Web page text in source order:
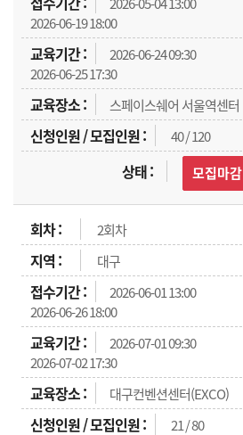
2026-06-19 18:00
2026-06-24 09:30
2026-06-25 17:30
스페이스쉐어 서울역센터
40 / 120
모집마감
2회차
대구
2026-06-01 13:00
2026-06-26 18:00
2026-07-01 09:30
2026-07-02 17:30
대구컨벤션센터(EXCO)
21 / 80